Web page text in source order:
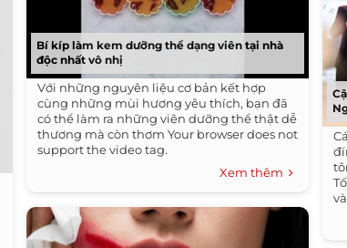
Bí kíp làm kem dưỡng thể dạng viên tại nhà
độc nhất vô nhị
Với những nguyên liệu cơ bản kết hợp
cùng những mùi hương yêu thích, bạn đã
có thể làm ra những viên dưỡng thể thật dễ
thương mà còn thơm Your browser does not
support the video tag.
Xem thêm